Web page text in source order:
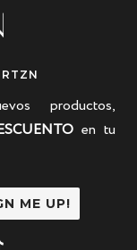
productos,
en tu
ME UP!